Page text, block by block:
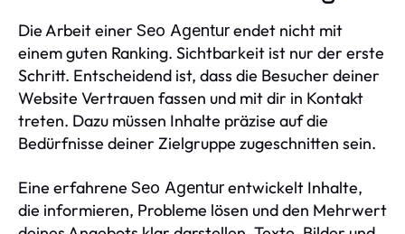
Die Arbeit einer Seo Agenturendet nicht mit
einem guten Ranking. Sichtbarkeit ist nur der erste
Schritt. Entscheidend ist, dass die Besucher deiner
Website Vertrauen fassen und mit dir in Kontakt
treten. Dazu müssen Inhalte präzise auf die
Bedürfnisse deiner Zielgruppe zugeschnitten sein.
Eine erfahrene Seo Agenturentwickelt Inhalte,
die informieren, Probleme lösen und den Mehrwert